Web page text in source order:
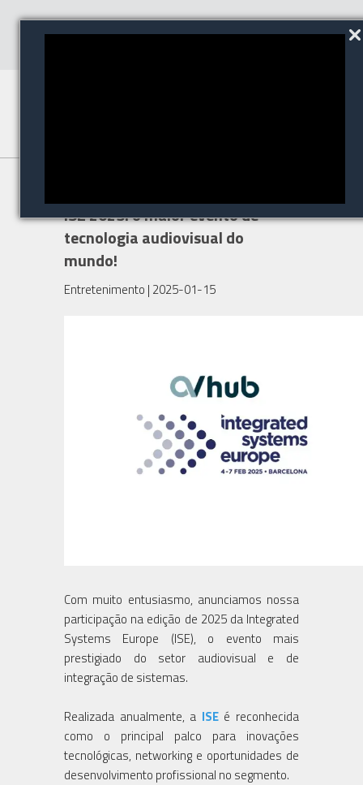
ISE 2025: o maior evento de
tecnologia audiovisual do
mundo!
Entretenimento | 2025-01-15
Com muito entusiasmo, anunciamos nossa
participação na edição de 2025 da Integrated
Systems Europe (ISE), o evento mais
prestigiado do setor audiovisual e de
integração de sistemas.
Realizada anualmente, a ISEé reconhecida
como o principal palco para inovações
tecnológicas, networking e oportunidades de
desenvolvimento profissional no segmento.